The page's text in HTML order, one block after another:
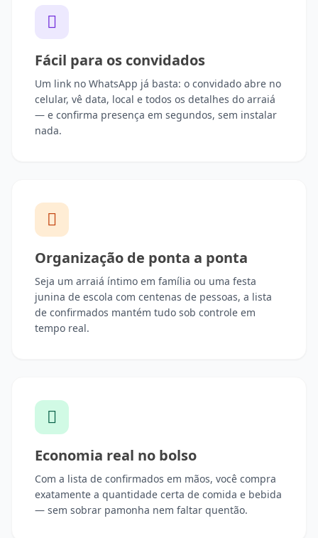
Fácil para os convidados
Um link no WhatsApp já basta: o convidado abre no
celular, vê data, local e todos os detalhes do arraiá
— e confirma presença em segundos, sem instalar
nada.
Organização de ponta a ponta
Seja um arraiá íntimo em família ou uma festa
junina de escola com centenas de pessoas, a lista
de confirmados mantém tudo sob controle em
tempo real.
Economia real no bolso
Com a lista de confirmados em mãos, você compra
exatamente a quantidade certa de comida e bebida
— sem sobrar pamonha nem faltar quentão.